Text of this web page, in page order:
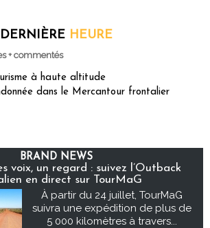
DERNIÈRE HEURE
+ commentés
à haute altitude
dans le Mercantour frontalier
BRAND NEWS
voix, un regard : suivez l’Outback
en direct sur TourMaG
À partir du 24 juillet, TourMaG
suivra une expédition de plus de
5 000 kilomètres à travers...